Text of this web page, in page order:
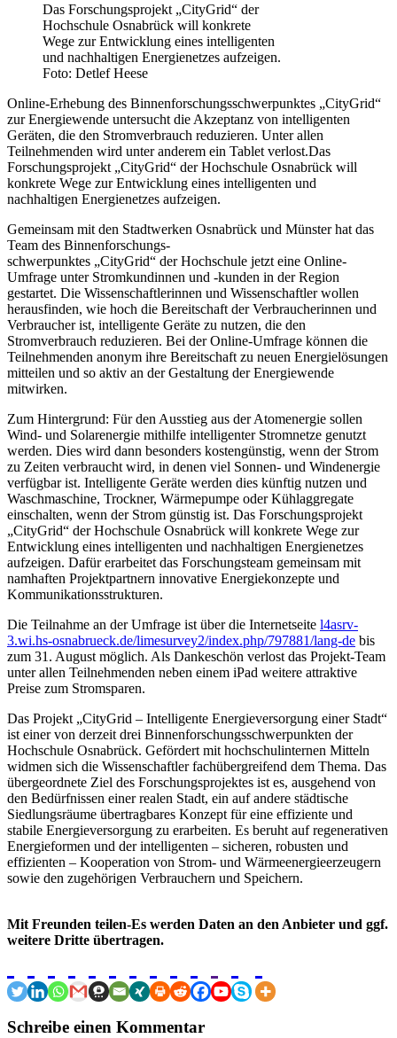
Das Forschungsprojekt „CityGrid“ der
Hochschule Osnabrück will konkrete
Wege zur Entwicklung eines intelligenten
und nachhaltigen Energienetzes aufzeigen.
Foto: Detlef Heese
Online-Erhebung des Binnenforschungsschwerpunktes „CityGrid“
zur Energiewende untersucht die Akzeptanz von intelligenten
Geräten, die den Stromverbrauch reduzieren. Unter allen
Teilnehmenden wird unter anderem ein Tablet verlost.Das
Forschungsprojekt „CityGrid“ der Hochschule Osnabrück will
konkrete Wege zur Entwicklung eines intelligenten und
nachhaltigen Energienetzes aufzeigen.
Gemeinsam mit den Stadtwerken Osnabrück und Münster hat das
Team des Binnenforschungs-
schwerpunktes „CityGrid“ der Hochschule jetzt eine Online-
Umfrage unter Stromkundinnen und -kunden in der Region
gestartet. Die Wissenschaftlerinnen und Wissenschaftler wollen
herausfinden, wie hoch die Bereitschaft der Verbraucherinnen und
Verbraucher ist, intelligente Geräte zu nutzen, die den
Stromverbrauch reduzieren. Bei der Online-Umfrage können die
Teilnehmenden anonym ihre Bereitschaft zu neuen Energielösungen
mitteilen und so aktiv an der Gestaltung der Energiewende
mitwirken.
Zum Hintergrund: Für den Ausstieg aus der Atomenergie sollen
Wind- und Solarenergie mithilfe intelligenter Stromnetze genutzt
werden. Dies wird dann besonders kostengünstig, wenn der Strom
zu Zeiten verbraucht wird, in denen viel Sonnen- und Windenergie
verfügbar ist. Intelligente Geräte werden dies künftig nutzen und
Waschmaschine, Trockner, Wärmepumpe oder Kühlaggregate
einschalten, wenn der Strom günstig ist. Das Forschungsprojekt
„CityGrid“ der Hochschule Osnabrück will konkrete Wege zur
Entwicklung eines intelligenten und nachhaltigen Energienetzes
aufzeigen. Dafür erarbeitet das Forschungsteam gemeinsam mit
namhaften Projektpartnern innovative Energiekonzepte und
Kommunikationsstrukturen.
Die Teilnahme an der Umfrage ist über die Internetseite l4asrv-
3.wi.hs-osnabrueck.de/limesurvey2/index.php/797881/lang-de bis
zum 31. August möglich. Als Dankeschön verlost das Projekt-Team
unter allen Teilnehmenden neben einem iPad weitere attraktive
Preise zum Stromsparen.
Das Projekt „CityGrid – Intelligente Energieversorgung einer Stadt“
ist einer von derzeit drei Binnenforschungsschwerpunkten der
Hochschule Osnabrück. Gefördert mit hochschulinternen Mitteln
widmen sich die Wissenschaftler fachübergreifend dem Thema. Das
übergeordnete Ziel des Forschungsprojektes ist es, ausgehend von
den Bedürfnissen einer realen Stadt, ein auf andere städtische
Siedlungsräume übertragbares Konzept für eine effiziente und
stabile Energieversorgung zu erarbeiten. Es beruht auf regenerativen
Energieformen und der intelligenten – sicheren, robusten und
effizienten – Kooperation von Strom- und Wärmeenergieerzeugern
sowie den zugehörigen Verbrauchern und Speichern.
Mit Freunden teilen-Es werden Daten an den Anbieter und ggf.
weitere Dritte übertragen.
Schreibe einen Kommentar